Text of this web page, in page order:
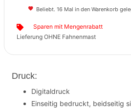
Beliebt. 16 Mal in den Warenkorb
Sparen mit Mengenrabatt
Lieferung OHNE Fahnenmast
Druck:
Digitaldruck
Einseitig bedruckt, beidseitig